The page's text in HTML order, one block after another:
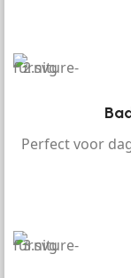
Perfect voor